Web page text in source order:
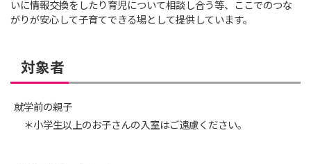
いに情報交換をしたり育児について相談し合う等、ここでのつな
がりが安心して子育てできる場として提供しています。
対象者
就学前の親子
＊小学生以上のお子さんの入室はご遠慮ください。